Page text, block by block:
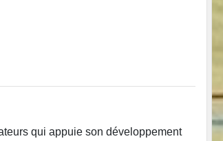
qui appuie son développement